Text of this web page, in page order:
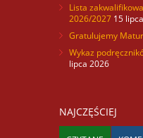
Lista
2026/2027 15
Gratulujemy
Wykaz
lipca 2026
NAJCZĘŚCIEJ